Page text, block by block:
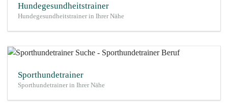
Hundegesundheitstrainer
Hundegesundheitstrainer in Ihrer Nähe
Sporthundetrainer
Sporthundetrainer in Ihrer Nähe